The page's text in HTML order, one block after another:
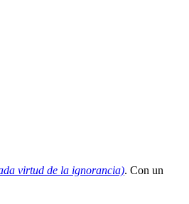
virtud de la ignorancia). Con un